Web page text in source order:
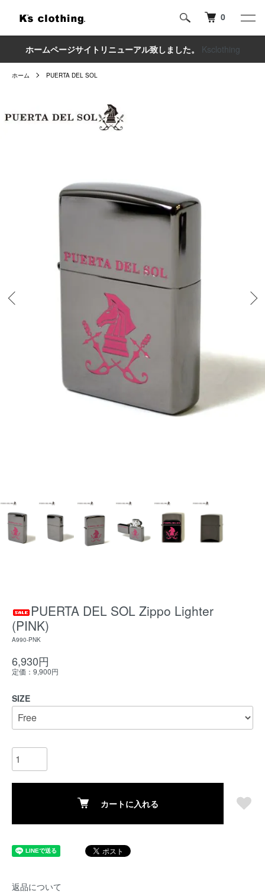
0
ホームページサイトリニューアル致しました。 Ksclothing
ホーム PUERTA DEL SOL
PUERTA DEL SOL Zippo Lighter
(PINK)
A990-PNK
6,930円
定価：9,900円
SIZE
カートに入れる
返品について